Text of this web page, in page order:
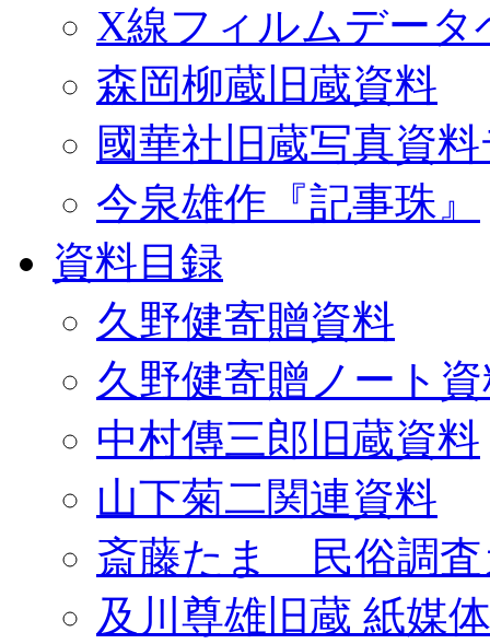
X線フィルムデータ
森岡柳蔵旧蔵資料
國華社旧蔵写真資
今泉雄作『記事珠』
資料目録
久野健寄贈資料
久野健寄贈ノート
中村傳三郎旧蔵資料
山下菊二関連資料
斎藤たま 民俗調査
及川尊雄旧蔵 紙媒